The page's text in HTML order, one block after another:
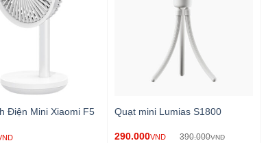
Điện Mini Xiaomi F5 Quạt mini Lumias S1800
290.000VND 390.000VND